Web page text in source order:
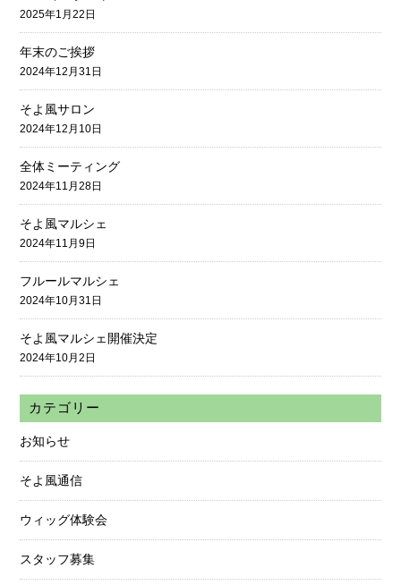
2025年1月22日
年末のご挨拶
2024年12月31日
そよ風サロン
2024年12月10日
全体ミーティング
2024年11月28日
そよ風マルシェ
2024年11月9日
フルールマルシェ
2024年10月31日
そよ風マルシェ開催決定
2024年10月2日
カテゴリー
お知らせ
そよ風通信
ウィッグ体験会
スタッフ募集